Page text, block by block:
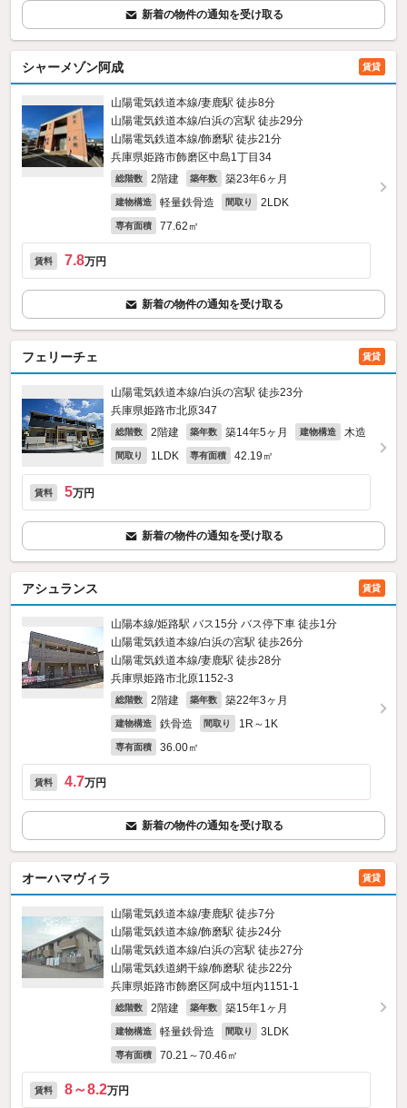
新着の物件の通知を受け取る
シャーメゾン阿成 賃貸
山陽電気鉄道本線/妻鹿駅 徒歩8分
山陽電気鉄道本線/白浜の宮駅 徒歩29分
山陽電気鉄道本線/飾磨駅 徒歩21分
兵庫県姫路市飾磨区中島1丁目34
総階数 2階建 築年数 築23年6ヶ月
建物構造 軽量鉄骨造 間取り 2LDK
専有面積 77.62㎡
賃料 7.8万円
新着の物件の通知を受け取る
フェリーチェ 賃貸
山陽電気鉄道本線/白浜の宮駅 徒歩23分
兵庫県姫路市北原347
総階数 2階建 築年数 築14年5ヶ月 建物構造 木造
間取り 1LDK 専有面積 42.19㎡
賃料 5万円
新着の物件の通知を受け取る
アシュランス 賃貸
山陽本線/姫路駅 バス15分 バス停下車 徒歩1分
山陽電気鉄道本線/白浜の宮駅 徒歩26分
山陽電気鉄道本線/妻鹿駅 徒歩28分
兵庫県姫路市北原1152‐3
総階数 2階建 築年数 築22年3ヶ月
建物構造 鉄骨造 間取り 1R～1K
専有面積 36.00㎡
賃料 4.7万円
新着の物件の通知を受け取る
オーハマヴィラ 賃貸
山陽電気鉄道本線/妻鹿駅 徒歩7分
山陽電気鉄道本線/飾磨駅 徒歩24分
山陽電気鉄道本線/白浜の宮駅 徒歩27分
山陽電気鉄道網干線/飾磨駅 徒歩22分
兵庫県姫路市飾磨区阿成中垣内1151‐1
総階数 2階建 築年数 築15年1ヶ月
建物構造 軽量鉄骨造 間取り 3LDK
専有面積 70.21～70.46㎡
賃料 8～8.2万円